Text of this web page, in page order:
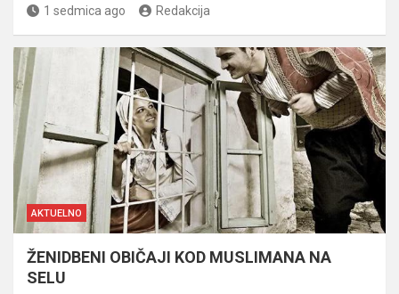
1 sedmica ago Redakcija
AKTUELNO
ŽENIDBENI OBIČAJI KOD MUSLIMANA NA
SELU